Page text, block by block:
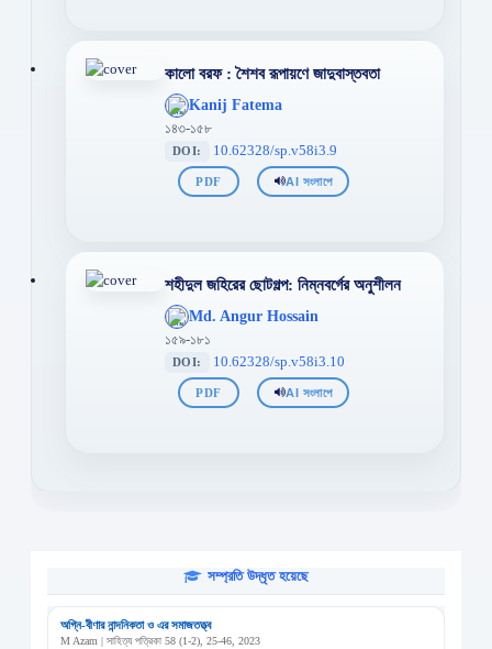
কালো বরফ : শৈশব রূপায়ণে জাদুবাস্তবতা
';
};">
Kanij Fatema
১৪৩-১৫৮
DOI: 10.62328/sp.v58i3.9
PDF AI সংলাপে
শহীদুল জহিরের ছোটগল্প: নিম্নবর্গের অনুশীলন
';
};">
Md. Angur Hossain
১৫৯-১৮১
DOI: 10.62328/sp.v58i3.10
PDF AI সংলাপে
সম্প্রতি উদ্ধৃত হয়েছে
অগ্নি-বীণার নান্দনিকতা ও এর সমাজতত্ত্ব
M Azam | সাহিত্য পত্রিকা 58 (1-2), 25-46, 2023